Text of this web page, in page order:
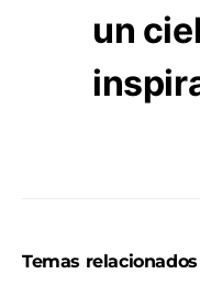
un
Temas relacionados